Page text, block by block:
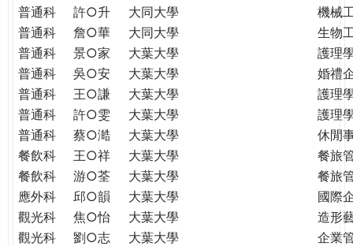
普通科
許○升 大同大學
機械
普通科
詹○華 大同大學
生物
普通科
景○家 大葉大學
護理
普通科
吳○安 大葉大學
婚禮
普通科
王○謙 大葉大學
護理
普通科
許○雯 大葉大學
護理
普通科
蔡○澔 大葉大學
休閒
餐飲科
王○祥 大葉大學
餐旅
餐飲科
游○荃 大葉大學
餐旅
應外科
邱○韻 大葉大學
國際
觀光科
焦○怡 大葉大學
造形
觀光科
劉○志 大葉大學
企業